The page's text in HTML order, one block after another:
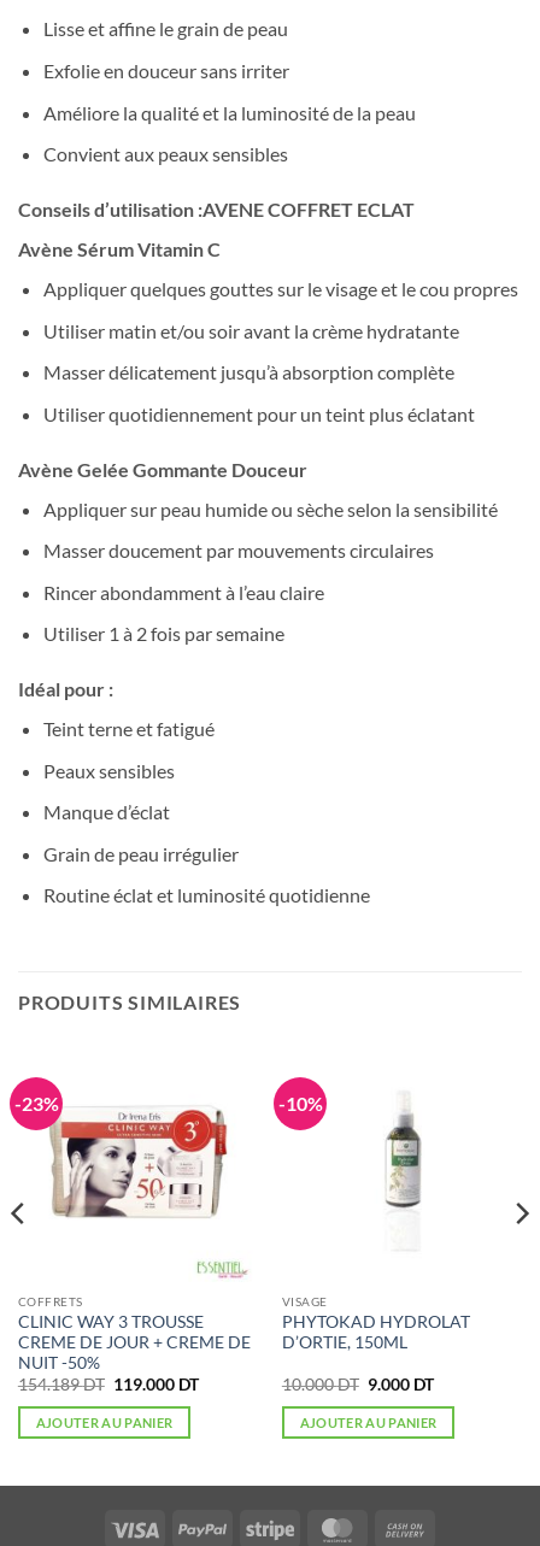
Lisse et affine le grain de peau
Exfolie en douceur sans irriter
Améliore la qualité et la luminosité de la peau
Convient aux peaux sensibles
Conseils d’utilisation :AVENE COFFRET ECLAT
Avène Sérum Vitamin C
Appliquer quelques gouttes sur le visage et le cou propres
Utiliser matin et/ou soir avant la crème hydratante
Masser délicatement jusqu’à absorption complète
Utiliser quotidiennement pour un teint plus éclatant
Avène Gelée Gommante Douceur
Appliquer sur peau humide ou sèche selon la sensibilité
Masser doucement par mouvements circulaires
Rincer abondamment à l’eau claire
Utiliser 1 à 2 fois par semaine
Idéal pour :
Teint terne et fatigué
Peaux sensibles
Manque d’éclat
Grain de peau irrégulier
Routine éclat et luminosité quotidienne
PRODUITS SIMILAIRES
-23%
COFFRETS
CLINIC WAY 3 TROUSSE
CREME DE JOUR + CREME DE
NUIT -50%
154.189DT Le
initial
était :
119.000 DTLe
AJOUTER AU PANIER
-10%
VISAGE
PHYTOKAD HYDROLAT
D’ORTIE, 150ML
10.000DT Le
initial
était :
9.000 DTLe
actuel
est :
AJOUTER AU PANIER
Visa PayPal Stripe MasterCard